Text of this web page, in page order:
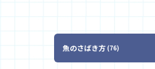
魚のさばき方 76